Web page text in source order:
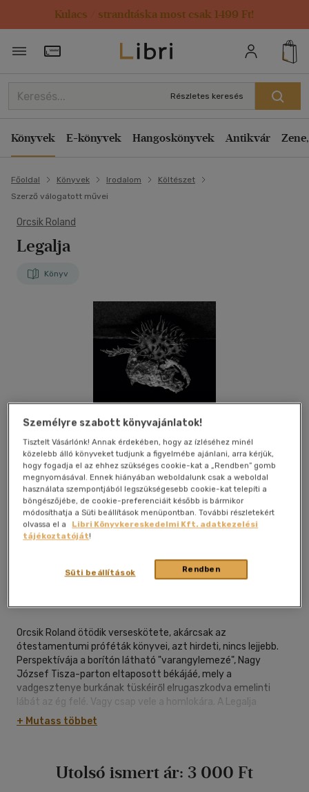
Kulacs / strandtáska most csak 1499 Ft!
Törzsvásárlói Kártya adatai
Részletes keresés
Könyvek E-könyvek Hangoskönyvek Antikvár
Főoldal Könyvek Irodalom
Költészet
Szerző válogatott művei
Orcsik Roland
Legalja
Könyv
Kívánságlistához adom
Orcsik Roland ötödik verseskötete, akárcsak az
ótestamentumi próféták könyvei, azt hirdeti, nincs lejjebb.
Perspektívája a borítón látható "varangylemezé", Nagy
József Tisza-parton eltaposott békájáé, mely a
vadgesztenye burkának tüskéiről elrugaszkodva emelinti
lábát az ég felé. Vagy csap vele a homlokára. A Legalja
szövegei a transzcendens etika és a profán liturgia közötti
senki földjéről hangzanak fel, a hűtlen szavak vidékéről.
hivatásának anakronisztikus mivoltával: "Mégsem én leszek
+ Mutass többet
Utolsó ismert ár: 3 000 Ft
Személyre szabott könyvajánlatok!
Tisztelt Vásárlónk! Annak érdekében, hogy az ízléséhez minél
közelebb álló könyveket tudjunk a figyelmébe ajánlani, arra kérjük,
hogy fogadja el az ehhez szükséges cookie-kat a „Rendben” gomb
megnyomásával. Ennek hiányában weboldalunk csak a weboldal
használata szempontjából legszükségesebb cookie-kat telepíti a
böngészőjébe, de cookie-preferenciáit később is bármikor
módosíthatja a Süti beállítások menüpontban. További részletekért
olvassa el a
Libri Könyvkereskedelmi Kft. adatkezelési
tájékoztatóját!
Rendben
Süti beállítások